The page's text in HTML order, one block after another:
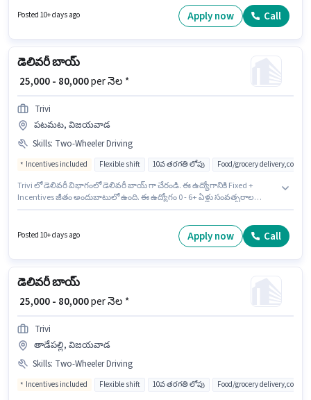
మరియు కంపెనీ పాలసీలపై ఆధారపడి ఇప్పించబడతాయి. ఈ ఖాళీ కానూరు,
విజయవాడ లో ఉంది. ఈ ఉద్యోగానికి Fixed + Incentives జీతం అందుబాటులో
Posted 10+ days ago Apply now Call
డెలివరీ బాయ్
₹ 25,000 - 80,000per నెల *
Trivi
పటమట, విజయవాడ
Skills: Two-Wheeler Driving
Incentives included Flexible shift 10వ తరగతి లోపు Food/grocery
Trivi లో డెలివరీ విభాగంలో డెలివరీ బాయ్ గా చేరండి. ఈ ఉద్యోగానికి Fixed +
Incentives జీతం అందుబాటులో ఉంది. ఈ ఉద్యోగం 0 - 6+ ఏళ్లు సంవత్సరాల
విజయవాడ లో ఉంది. ఈ ఉద్యోగానికి అభ్యర్థి వద్ద Two-Wheeler Driving ఉండాలి.
Posted 10+ days ago Apply now Call
డెలివరీ బాయ్
₹ 25,000 - 80,000per నెల *
Trivi
తాడేపల్లి, విజయవాడ
Skills: Two-Wheeler Driving
Incentives included Flexible shift 10వ తరగతి లోపు Food/grocery